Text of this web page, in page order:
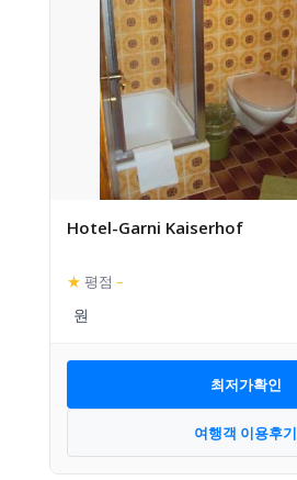
Hotel-Garni Kaiserhof
★ 평점 –
최저가확인
여행객 이용후기